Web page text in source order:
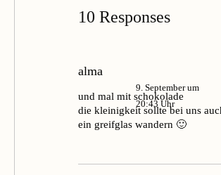
10 Responses
alma
9. September um
20:43 Uhr
und mal mit schokolade
die kleinigkeit sollte bei uns
ein greifglas wandern 🙂